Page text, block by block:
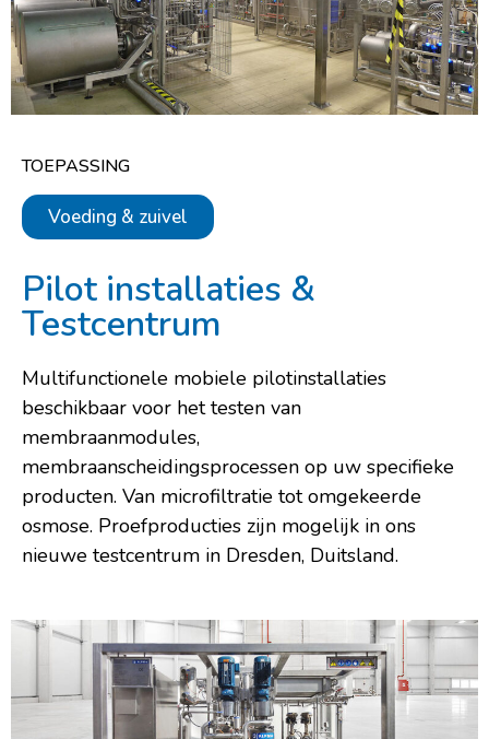
TOEPASSING
Voeding & zuivel
Pilot installaties &
Testcentrum
Multifunctionele mobiele pilotinstallaties
beschikbaar voor het testen van
membraanmodules,
membraanscheidingsprocessen op uw specifieke
producten. Van microfiltratie tot omgekeerde
osmose. Proefproducties zijn mogelijk in ons
nieuwe testcentrum in Dresden, Duitsland.